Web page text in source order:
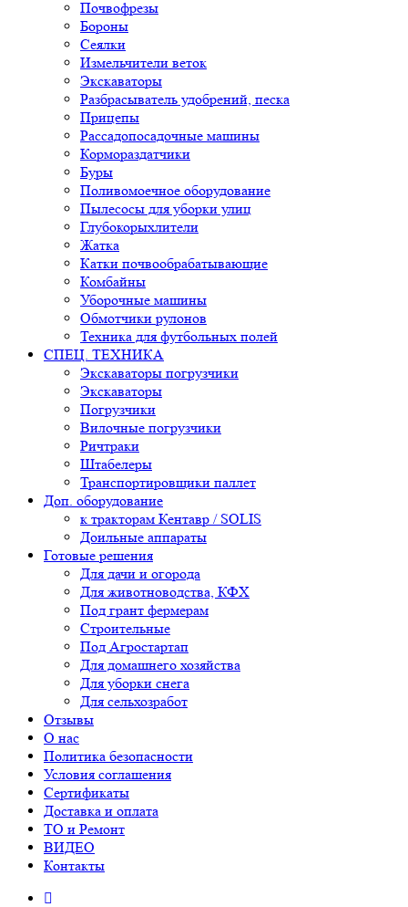
Почвофрезы
Бороны
Сеялки
Измельчители веток
Экскаваторы
Разбрасыватель удобрений, песка
Прицепы
Рассадопосадочные машины
Кормораздатчики
Буры
Поливомоечное оборудование
Пылесосы для уборки улиц
Глубокорыхлители
Жатка
Катки почвообрабатывающие
Комбайны
Уборочные машины
Обмотчики рулонов
Техника для футбольных полей
СПЕЦ. ТЕХНИКА
Экскаваторы погрузчики
Экскаваторы
Погрузчики
Вилочные погрузчики
Ричтраки
Штабелеры
Транспортировщики паллет
Доп. оборудование
к тракторам Кентавр / SOLIS
Доильные аппараты
Готовые решения
Для дачи и огорода
Для животноводства, КФХ
Под грант фермерам
Строительные
Под Агростартап
Для домашнего хозяйства
Для уборки снега
Для сельхозработ
Отзывы
О нас
Политика безопасности
Условия соглашения
Сертификаты
Доставка и оплата
ТО и Ремонт
ВИДЕО
Контакты